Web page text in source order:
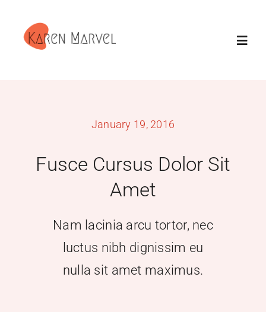
content
My Gallery
Contact Me
January 19, 2016
Fusce Cursus Dolor Sit
Amet
Nam lacinia arcu tortor, nec
luctus nibh dignissim eu
nulla sit amet maximus.